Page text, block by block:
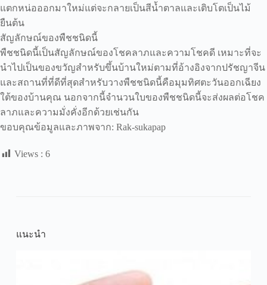
แตกหน่อออกมาใหม่แต่จะกลายเป็นสีน้ำตาลและเติบโตเป็นไม้
ยืนต้น
สัญลักษณ์ของพืชชนิดนี้
พืชชนิดนี้เป็นสัญลักษณ์ของโชคลาภและความโชคดี เหมาะที่จะ
นำไปเป็นของขวัญสำหรับขึ้นบ้านใหม่ตามที่อ้างอิงจากปรัชญาจีน
และสถานที่ที่ดีที่สุดสำหรับวางพืชชนิดนี้คือมุมทิศตะวันออกเฉียง
ใต้ของบ้านคุณ นอกจากนี้จำนวนใบของพืชชนิดนี้จะส่งผลต่อโชค
ลาภและความมั่งคั่งอีกด้วยเช่นกัน
ขอบคุณข้อมูลและภาพจาก: Rak-sukapap
Views : 6
แนะนำ